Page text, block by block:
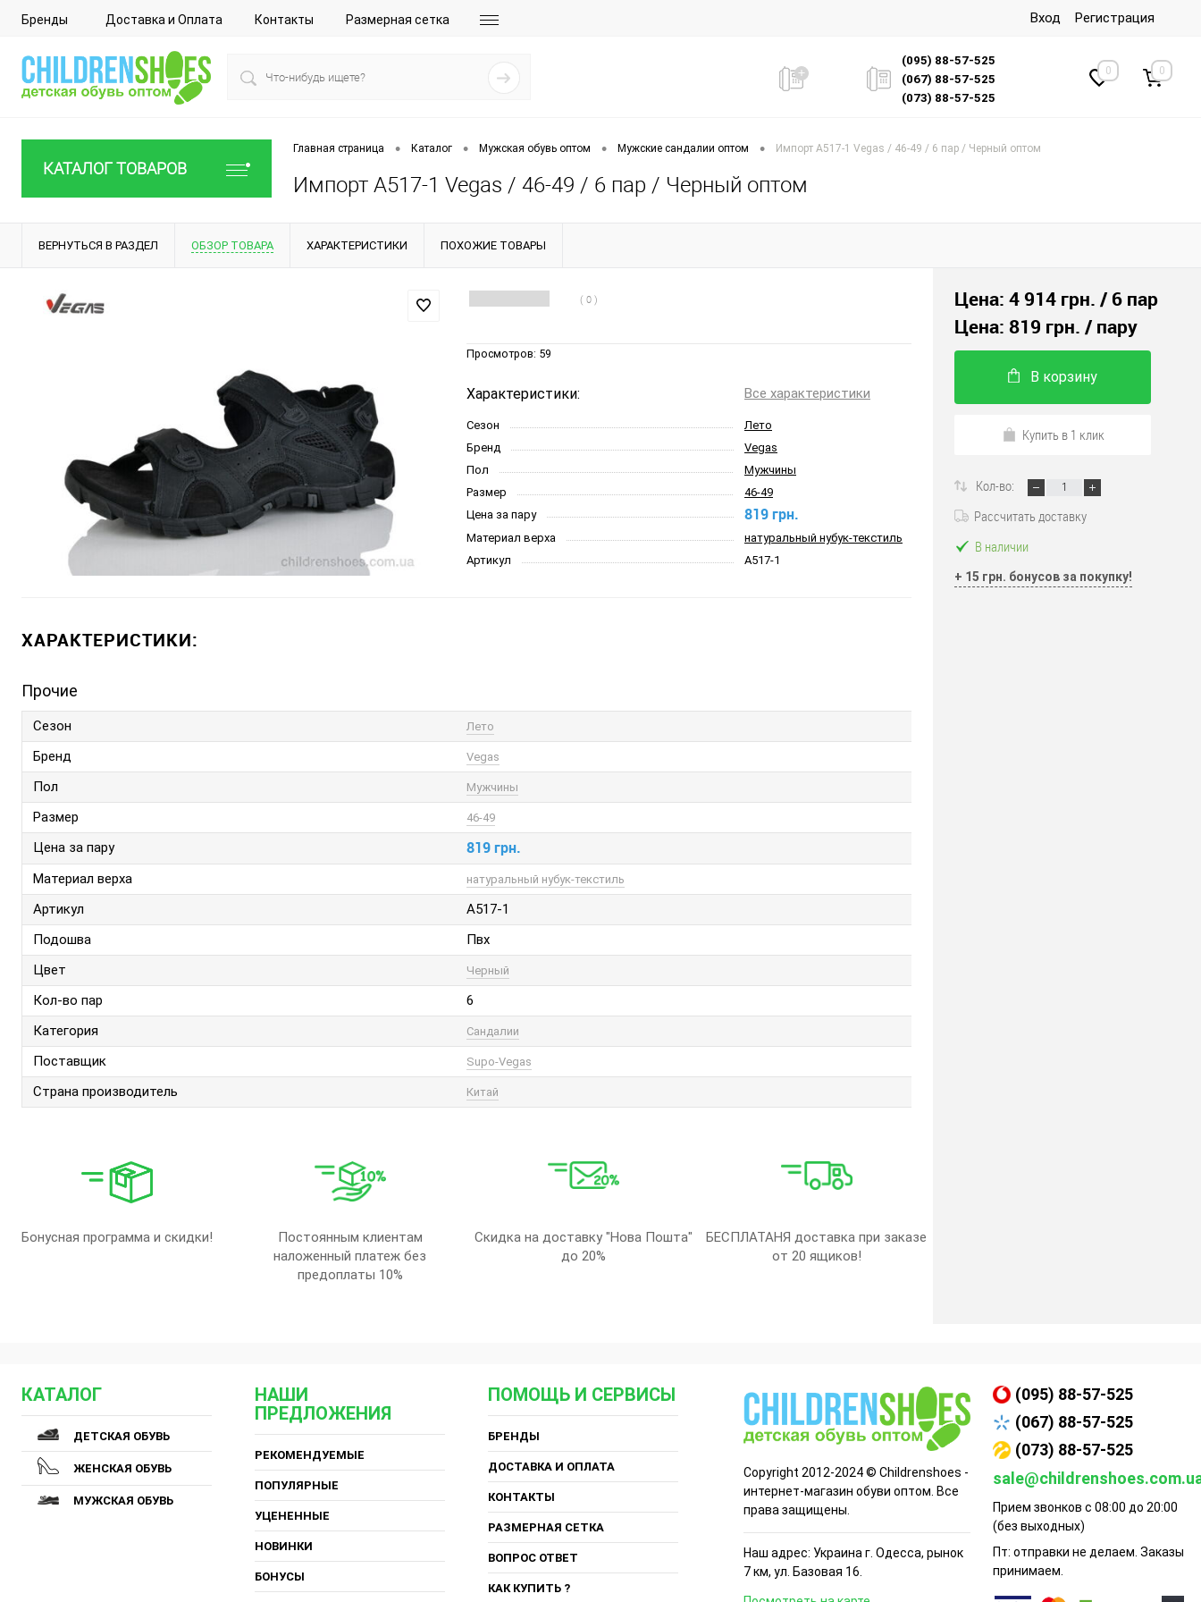
Бренды Доставка и Оплата Контакты Размерная сетка Вход Регистрация
(095) 88-57-525
(067) 88-57-525
(073) 88-57-525
0 0
КАТАЛОГ ТОВАРОВ
Главная страница • Каталог • Мужская обувь оптом • Мужские сандалии оптом • Импорт A517-1 Vegas / 46-49 / 6 пар / Черный оптом
Импорт A517-1 Vegas / 46-49 / 6 пар / Черный оптом
ВЕРНУТЬСЯ В РАЗДЕЛ ОБЗОР ТОВАРА ХАРАКТЕРИСТИКИ ПОХОЖИЕ ТОВАРЫ
( 0 )
Просмотров: 59
Характеристики: Все характеристики
Сезон
Лето
Бренд
Vegas
Пол
Мужчины
Размер
46-49
Цена за пару
819 грн.
Материал верха
натуральный нубук-текстиль
Артикул
A517-1
ХАРАКТЕРИСТИКИ:
Прочие
Сезон Лето
Бренд Vegas
Пол Мужчины
Размер 46-49
Цена за пару 819 грн.
Материал верха натуральный нубук-текстиль
Артикул
A517-1
Подошва
Пвх
Цвет
Черный
Кол-во пар
6
Категория
Сандалии
Поставщик Supo-Vegas
Страна производитель Китай
Бонусная программа и скидки!
Постоянным клиентам
наложенный платеж без
предоплаты 10%
Скидка на доставку "Нова Пошта"
до 20%
БЕСПЛАТАНЯ доставка при заказе
от 20 ящиков!
Цена: 4 914 грн. / 6 пар
Цена: 819 грн. / пару
В корзину
Купить в 1 клик
Кол-во:
Рассчитать доставку
В наличии
+ 15 грн. бонусов за покупку!
КАТАЛОГ
ДЕТСКАЯ ОБУВЬ
ЖЕНСКАЯ ОБУВЬ
МУЖСКАЯ ОБУВЬ
НАШИ
ПРЕДЛОЖЕНИЯ
РЕКОМЕНДУЕМЫЕ
ПОПУЛЯРНЫЕ
УЦЕНЕННЫЕ
НОВИНКИ
БОНУСЫ
ПОМОЩЬ И СЕРВИСЫ
БРЕНДЫ
ДОСТАВКА И ОПЛАТА
КОНТАКТЫ
РАЗМЕРНАЯ СЕТКА
ВОПРОС ОТВЕТ
КАК КУПИТЬ ?
Copyright 2012-2024 © Childrenshoes -
интернет-магазин обуви оптом. Все
права защищены.
Наш адрес: Украина г. Одесса, рынок
7 км, ул. Базовая 16.
(095) 88-57-525
(067) 88-57-525
(073) 88-57-525
Прием звонков с 08:00 до 20:00
(без выходных)
Пт: отправки не делаем. Заказы
принимаем.